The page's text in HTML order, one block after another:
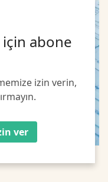
abone
izin verin,
ver